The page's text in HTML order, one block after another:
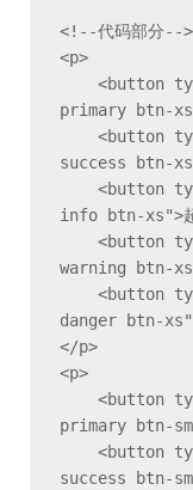
<!--代码部分-->
<p>
primary btn-
success btn-
info btn-xs">
warning btn-
danger btn-
</p>
<p>
primary btn-
success btn-